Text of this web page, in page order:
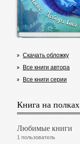
Скачать обложку
Все книги автора
Все книги серии
Книга на
Любимые книги
1 пользователь